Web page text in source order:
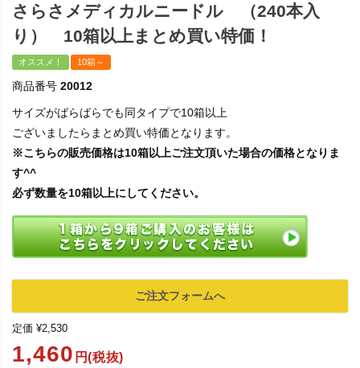
さらさメディカルニードル （240本入
り） 10箱以上まとめ買い特価！
オススメ！ 10箱～
商品番号 20012
サイズがばらばらでも同タイプで10箱以上
ございましたらまとめ買い特価となります。
※こちらの販売価格は10箱以上ご注文頂いた場合の価格となりま
す^^
必ず数量を10箱以上にしてください。
ご注文フォームへ
定価 ¥2,530
1,460 円(税抜)